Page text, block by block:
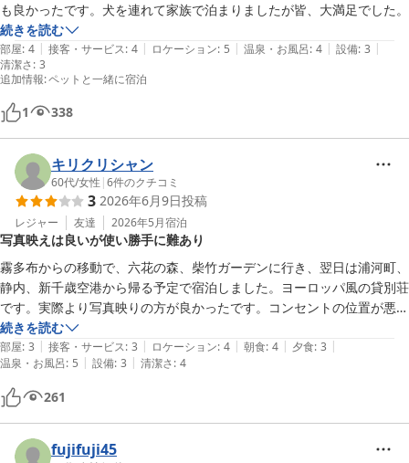
も良かったです。犬を連れて家族で泊まりましたが皆、大満足でした。
続きを読む
部屋: 4 | 接客・サービス: 4 | ロケーション: 5 | 温泉・お風呂: 4 | 設備: 3 |
清潔さ: 3
追加情報:ペットと一緒に宿泊
1 338
キリクリシャン
60代/女性 |6件のクチコミ
3 2026年6月9日投稿
レジャー 友達 2026年5月宿泊
写真映えは良いが使い勝手に難あり
霧多布からの移動で、六花の森、柴竹ガーデンに行き、翌日は浦河町、
静内、新千歳空港から帰る予定で宿泊しました。ヨーロッパ風の貸別荘
です。実際より写真映りの方が良かったです。コンセントの位置が悪か
ったり、使い勝手が悪い面がありました。夕食はケータリングで、しゃ
ぶしゃぶの肉が、脂身が多く食べられなかったです。量はそこそこあり
ましたが、肉と野菜のバランスを改善してもらえると嬉しいかなと思い
ました。
レストラン棟での朝食は良かったでふ。車ですぐのところにある温泉施
設は、泉質も良く、地元の人もたくさん入りに来ている感じでした。
翌朝、木道脇に春蝉の脱殻が数え切れないくらいあって、蝉の大合唱で
続きを読む
部屋: 3 | 接客・サービス: 3 | ロケーション: 4 | 朝食: 4 | 夕食: 3 |
温泉・お風呂: 5 | 設備: 3 | 清潔さ: 4
261
fujifuji45